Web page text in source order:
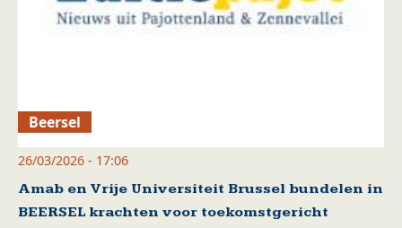
Beersel
26/03/2026 - 17:06
Amab en Vrije Universiteit Brussel bundelen in
BEERSEL krachten voor toekomstgericht